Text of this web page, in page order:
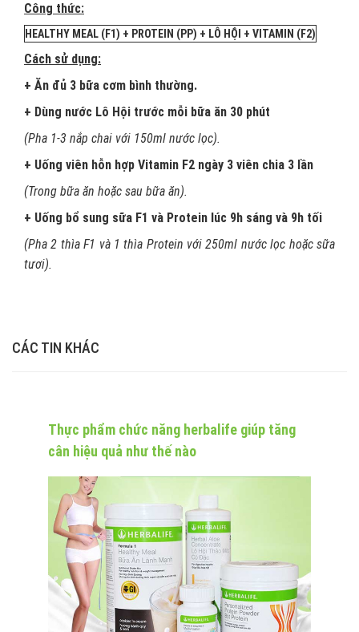
Công thức:
HEALTHY MEAL (F1) + PROTEIN (PP) + LÔ HỘI + VITAMIN (F2)
Cách sử dụng:
+ Ăn đủ 3 bữa cơm bình thường.
+ Dùng nước Lô Hội trước mỗi bữa ăn 30 phút
(Pha 1-3 nắp chai với 150ml nước lọc).
+ Uống viên hỗn hợp Vitamin F2 ngày 3 viên chia 3 lần
(Trong bữa ăn hoặc sau bữa ăn).
+ Uống bổ sung sữa F1 và Protein lúc 9h sáng và 9h tối
(Pha 2 thìa F1 và 1 thìa Protein với 250ml nước lọc hoặc sữa
tươi).
CÁC TIN KHÁC
Thực phẩm chức năng herbalife giúp tăng
cân hiệu quả như thế nào